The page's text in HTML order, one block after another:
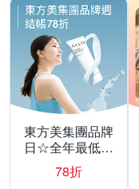
東方美集團品牌
日☆全年最低▼
激殺28折
78折